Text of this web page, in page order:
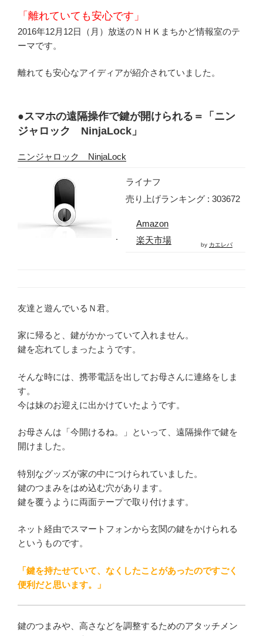
「離れていても安心です」
2016年12月12日（月）放送のＮＨＫまちかど情報室のテ
ーマです。
離れても安心なアイディアが紹介されていました。
●スマホの遠隔操作で鍵が開けられる＝「ニン
ジャロック NinjaLock」
ニンジャロック NinjaLock
ライナフ
売り上げランキング : 303672
Amazon
楽天市場
by カエレバ
友達と遊んでいるＮ君。
家に帰ると、鍵がかかっていて入れません。
鍵を忘れてしまったようです。
そんな時には、携帯電話を出してお母さんに連絡をしま
す。
今は妹のお迎えに出かけていたようです。
お母さんは「今開けるね。」といって、遠隔操作で鍵を
開けました。
特別なグッズが家の中につけられていました。
鍵のつまみをはめ込む穴があります。
鍵を覆うように両面テープで取り付けます。
ネット経由でスマートフォンから玄関の鍵をかけられる
というものです。
「鍵を持たせていて、なくしたことがあったのですごく
便利だと思います。」
鍵のつまみや、高さなどを調整するためのアタッチメン